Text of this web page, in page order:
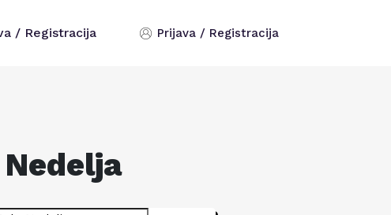
/ Registracija Prijava / Registracija